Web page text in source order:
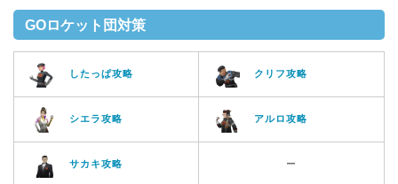
GOロケット団対策
したっぱ攻略 クリフ攻略
シエラ攻略 アルロ攻略
サカキ攻略 ー